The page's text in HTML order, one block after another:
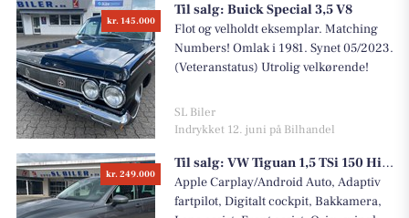
Flot og velholdt - med masser af udstyr!.
Billig finansiering tilbydes-også uden
udbetaling!
luftfilter. Lækker sommerbil! Grundet
bilens alder, sælges den kun uden
garanti, men fremvises gerne på en lift!
kr. 145.000
Til salg: Buick Special 3,5 V8
Flot og velholdt eksemplar. Matching
Numbers! Omlak i 1981. Synet 05/2023.
(Veteranstatus) Utrolig velkørende!
SL Biler
Indrykket 12. juni på Bilhandel
kr. 249.000
Til salg: VW Tiguan 1,5 TSi 150 Highline LUX DSG
Apple Carplay/Android Auto, Adaptiv
fartpilot, Digitalt cockpit, Bakkamera,